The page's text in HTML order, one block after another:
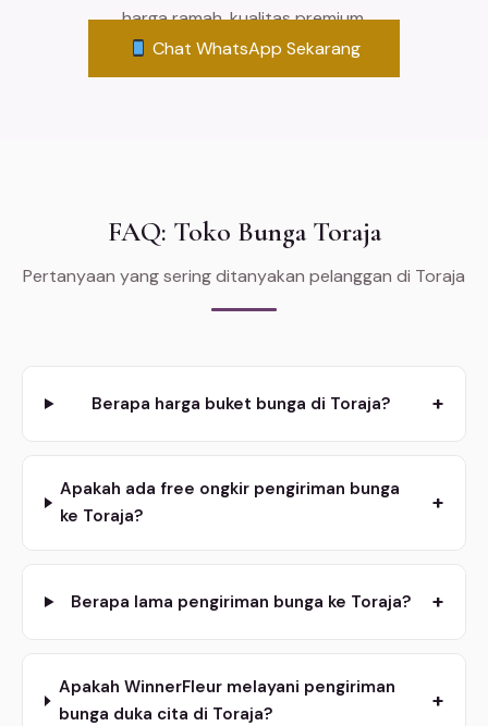
harga ramah, kualitas premium.
Chat WhatsApp Sekarang
FAQ: Toko Bunga Toraja
Pertanyaan yang sering ditanyakan pelanggan di Toraja
Berapa harga buket bunga di Toraja? +
Apakah ada free ongkir pengiriman bunga
ke Toraja?
+
Berapa lama pengiriman bunga ke Toraja? +
Apakah WinnerFleur melayani pengiriman
bunga duka cita di Toraja?
+